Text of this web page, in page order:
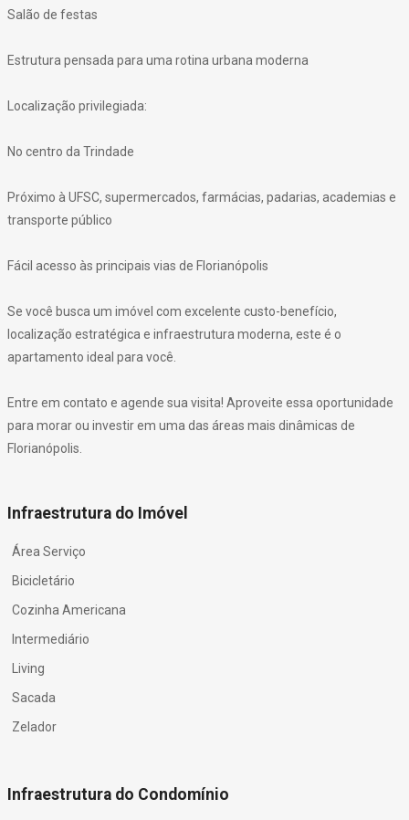
Salão de festas
Estrutura pensada para uma rotina urbana moderna
Localização privilegiada:
No centro da Trindade
Próximo à UFSC, supermercados, farmácias, padarias, academias e
transporte público
Fácil acesso às principais vias de Florianópolis
Se você busca um imóvel com excelente custo-benefício,
localização estratégica e infraestrutura moderna, este é o
apartamento ideal para você.
Entre em contato e agende sua visita! Aproveite essa oportunidade
para morar ou investir em uma das áreas mais dinâmicas de
Florianópolis.
Infraestrutura do Imóvel
Área Serviço
Bicicletário
Cozinha Americana
Intermediário
Living
Sacada
Zelador
Infraestrutura do Condomínio